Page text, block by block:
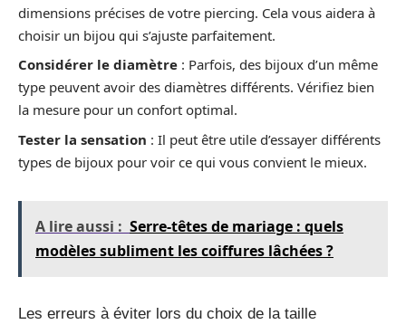
dimensions précises de votre piercing. Cela vous aidera à
choisir un bijou qui s’ajuste parfaitement.
Considérer le diamètre : Parfois, des bijoux d’un même
type peuvent avoir des diamètres différents. Vérifiez bien
la mesure pour un confort optimal.
Tester la sensation : Il peut être utile d’essayer différents
types de bijoux pour voir ce qui vous convient le mieux.
A lire aussi : Serre-têtes de mariage : quels
modèles subliment les coiffures lâchées ?
Les erreurs à éviter lors du choix de la taille